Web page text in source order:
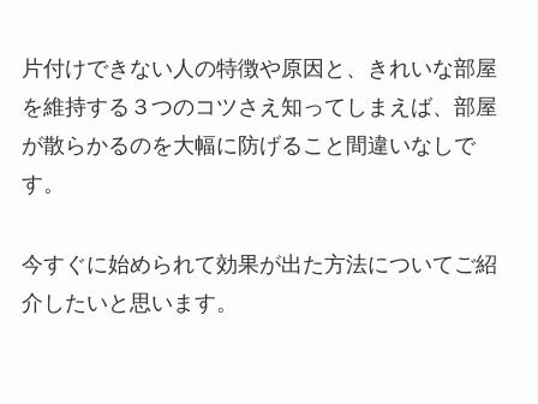
片付けできない人の特徴や原因と、きれいな部屋
を維持する３つのコツさえ知ってしまえば、部屋
が散らかるのを大幅に防げること間違いなしで
す。
今すぐに始められて効果が出た方法についてご紹
介したいと思います。